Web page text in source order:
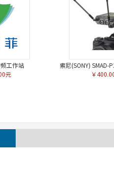
工作站
元
索尼(SONY) SMAD-
配器
￥